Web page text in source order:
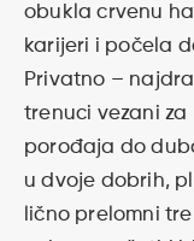
obukla crvenu
karijeri i počela
Privatno –
trenuci vezani
porođaja do
u dvoje dobrih,
lično prelomni